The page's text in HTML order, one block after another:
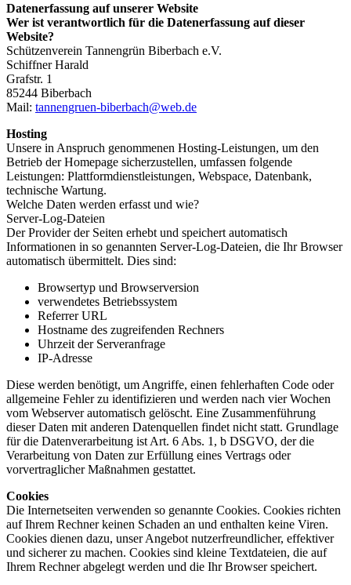
Datenerfassung auf unserer Website
Wer ist verantwortlich für die Datenerfassung auf dieser
Website?
Schützenverein Tannengrün Biberbach e.V.
Schiffner Harald
Grafstr. 1
85244 Biberbach
Mail: tannengruen-biberbach@web.de
Hosting
Unsere in Anspruch genommenen Hosting-Leistungen, um den
Betrieb der Homepage sicherzustellen, umfassen folgende
Leistungen: Plattformdienstleistungen, Webspace, Datenbank,
technische Wartung.
Welche Daten werden erfasst und wie?
Server-Log-Dateien
Der Provider der Seiten erhebt und speichert automatisch
Informationen in so genannten Server-Log-Dateien, die Ihr Browser
automatisch übermittelt. Dies sind:
Browsertyp und Browserversion
verwendetes Betriebssystem
Referrer URL
Hostname des zugreifenden Rechners
Uhrzeit der Serveranfrage
IP-Adresse
Diese werden benötigt, um Angriffe, einen fehlerhaften Code oder
allgemeine Fehler zu identifizieren und werden nach vier Wochen
vom Webserver automatisch gelöscht. Eine Zusammenführung
dieser Daten mit anderen Datenquellen findet nicht statt. Grundlage
für die Datenverarbeitung ist Art. 6 Abs. 1, b DSGVO, der die
Verarbeitung von Daten zur Erfüllung eines Vertrags oder
vorvertraglicher Maßnahmen gestattet.
Cookies
Die Internetseiten verwenden so genannte Cookies. Cookies richten
auf Ihrem Rechner keinen Schaden an und enthalten keine Viren.
Cookies dienen dazu, unser Angebot nutzerfreundlicher, effektiver
und sicherer zu machen. Cookies sind kleine Textdateien, die auf
Ihrem Rechner abgelegt werden und die Ihr Browser speichert.